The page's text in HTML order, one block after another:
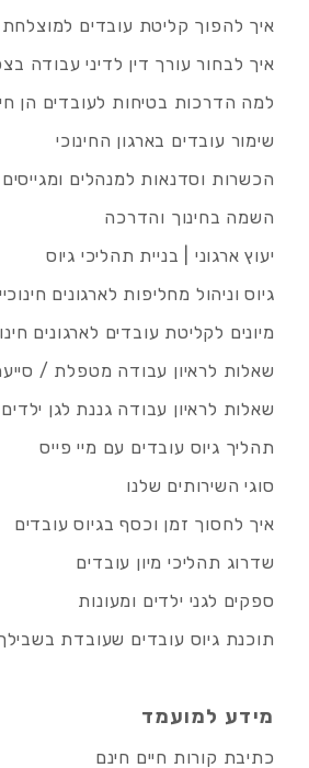
איך להפוך קליטת עובדים למוצלחת
איך לבחור עורך דין לדיני עבודה
למה הדרכות בטיחות לעובדים הן
שימור עובדים בארגון החינוכי
הכשרות וסדנאות למנהלים ומגייסים
השמה בחינוך והדרכה
יעוץ ארגוני | בניית תהליכי גיוס
גיוס וניהול מחליפות לארגונים
מיונים לקליטת עובדים לארגונים
שאלות לראיון עבודה מטפלת /
שאלות לראיון עבודה גננת לגן ילדים
תהליך גיוס עובדים עם מיי פייס
סוגי השירותים שלנו
איך לחסוך זמן וכסף בגיוס עובדים
שדרוג תהליכי מיון עובדים
ספקים לגני ילדים ומעונות
תוכנת גיוס עובדים שעובדת
מידע למועמד
כתיבת קורות חיים חינם